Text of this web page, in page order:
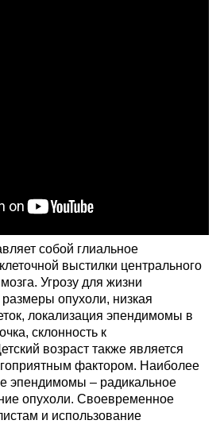
собой глиальное
выстилки центрального
Угрозу для жизни
опухоли, низкая
локализация эпендимомы в
склонность к
возраст также является
фактором. Наиболее
эпендимомы – радикальное
опухоли. Своевременное
и использование